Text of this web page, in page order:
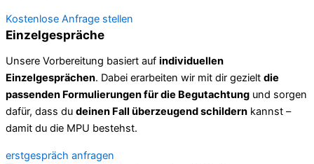
Kostenlose Anfrage stellen
Einzelgespräche
Unsere Vorbereitung basiert auf individuellen
Einzelgesprächen. Dabei erarbeiten wir mit dir gezielt die
passenden Formulierungen für die Begutachtung und sorgen
dafür, dass du deinen Fall überzeugend schildern kannst –
damit du die MPU bestehst.
erstgespräch anfragen